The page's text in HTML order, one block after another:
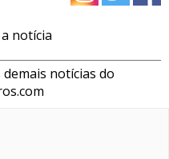
notícia
notícias do